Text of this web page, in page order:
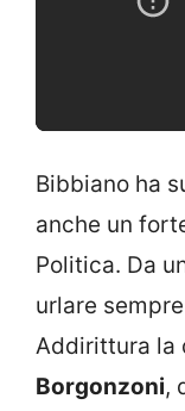
Bibbiano ha
anche un
Politica. Da
urlare
Addirittura la
Borgonzoni,